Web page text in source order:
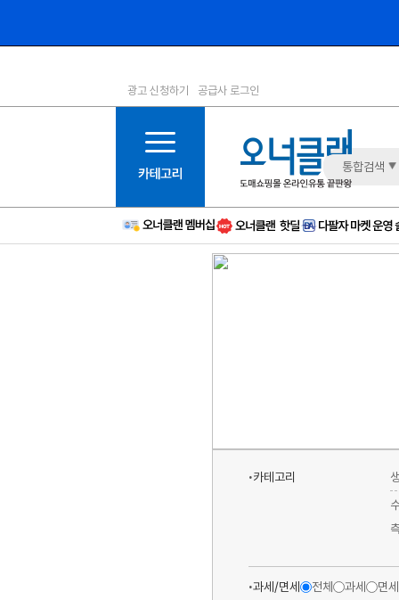
1등급
6등급
11등급
12등급
15등급
16등급
광고 신청하기 공급사 로그인
통합검색
카테고리
과세/면세 전체 과세
면세